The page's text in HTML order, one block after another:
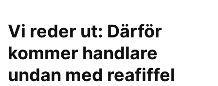
Vi reder ut: Därför
kommer handlare
undan med reafiffel